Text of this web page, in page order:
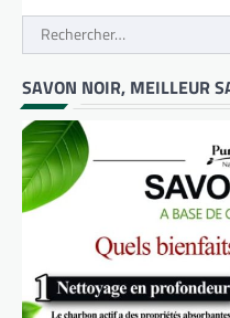
Rechercher :
SAVON NOIR, MEILLEUR